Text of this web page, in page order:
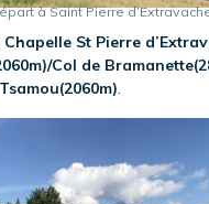
à Saint Pierre
Chapelle St Pierre
Col de
.